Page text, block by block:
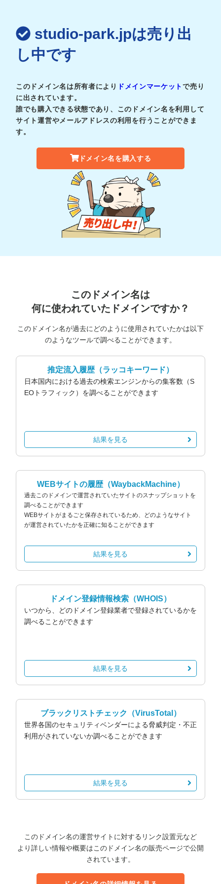
studio-park.jpは売り出
し中です
このドメイン名は所有者により ドメインマーケットで売り
に出されています。
誰でも購入できる状態であり、このドメイン名を利用して
サイト運営やメールアドレスの利用を行うことができま
す。
ドメイン名を購入する
このドメイン名は
何に使われていたドメインですか？
このドメイン名が過去にどのように使用されていたかは以下
のようなツールで調べることができます。
推定流入履歴（ラッコキーワード）
日本国内における過去の検索エンジンからの集客数（S
EOトラフィック）を調べることができます
結果を見る
WEBサイトの履歴（WaybackMachine）
過去このドメインで運営されていたサイトのスナップショットを
調べることができます
WEBサイトがまるごと保存されているため、どのようなサイト
が運営されていたかを正確に知ることができます
結果を見る
ドメイン登録情報検索 （WHOIS）
いつから、どのドメイン登録業者で登録されているかを
調べることができます
結果を見る
ブラックリストチェック （VirusTotal）
世界各国のセキュリティベンダーによる脅威判定・不正
利用がされていないか調べることができます
結果を見る
このドメイン名の運営サイトに対するリンク設置元など
より詳しい情報や概要はこのドメイン名の販売ページで公開
されています。